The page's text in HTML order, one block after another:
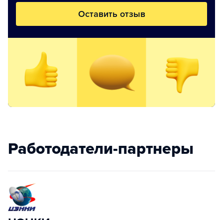
Оставить отзыв
Работодатели-партнеры